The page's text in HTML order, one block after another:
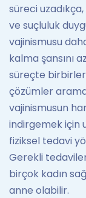
süreci
ve suçluluk
vajinismusu
kalma şansını
süreçte
çözümler
vajinismusun
indirgemek için
fiziksel tedavi
Gerekli
birçok kadın
anne olabilir.